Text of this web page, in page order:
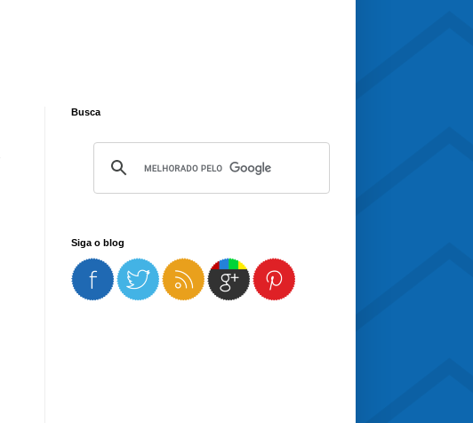
Busca
Siga o blog